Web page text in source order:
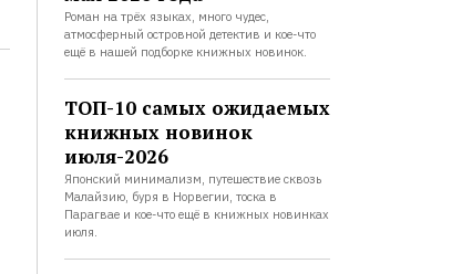
Роман на трёх языках, много чудес,
атмосферный островной детектив и кое-что
ещё в нашей подборке книжных новинок.
ТОП-10 самых ожидаемых
книжных новинок
июля-2026
Японский минимализм, путешествие сквозь
Малайзию, буря в Норвегии, тоска в
Парагвае и кое-что ещё в книжных новинках
июля.